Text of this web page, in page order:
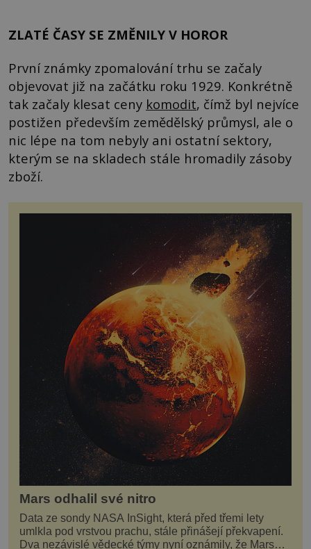
ZLATÉ ČASY SE ZMĚNILY V HOROR
První známky zpomalování trhu se začaly
objevovat již na začátku roku 1929. Konkrétně
tak začaly klesat ceny komodit, čímž byl nejvíce
postižen především zemědělský průmysl, ale o
nic lépe na tom nebyly ani ostatní sektory,
kterým se na skladech stále hromadily zásoby
zboží.
Mars odhalil své nitro
Data ze sondy NASA InSight, která před třemi lety
umlkla pod vrstvou prachu, stále přinášejí překvapení.
Dva nezávislé vědecké týmy nyní oznámily, že Mars